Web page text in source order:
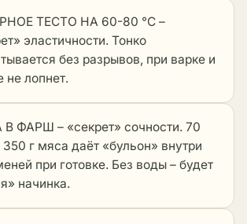
ТЕСТО НА 60-80 °C –
эластичности. Тонко
без разрывов, при варке и
не лопнет.
ФАРШ – «секрет» сочности. 70
г мяса даёт «бульон» внутри
при готовке. Без воды – будет
начинка.